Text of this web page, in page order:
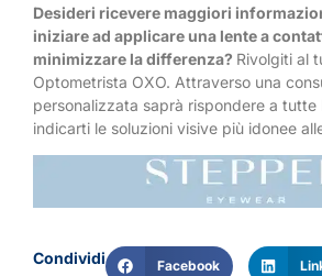
Desideri ricevere maggiori
iniziare ad applicare una lente a
minimizzare la differenza? Rivolgiti al
Optometrista OXO. Attraverso una
personalizzata saprà rispondere a tutte
indicarti le soluzioni visive più idonee
Condividi Facebook